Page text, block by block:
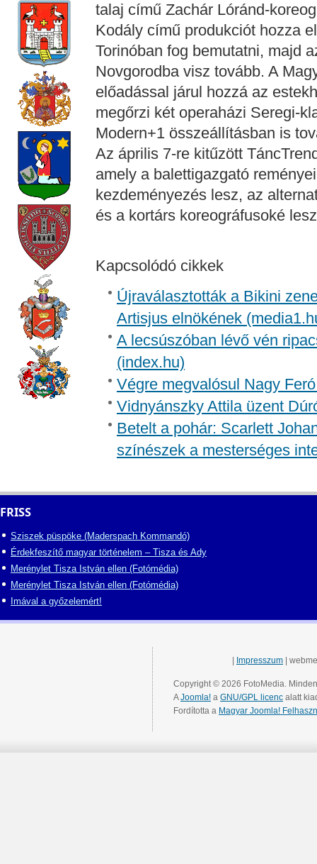
talaj című Zachár Lóránd-
Kodály című produkciót hozza
Torinóban fog bemutatni, majd
Novgorodba visz tovább. A
előadással járul hozzá az
megőrzi két operaházi Seregi-
Modern+1 összeállításban is
Az április 7-re kitűzött
amely a balettigazgató
kezdeményezés lesz, az
és a kortárs koreográfusoké
Kapcsolódó cikkek
Újraválasztották a Bikini
Artisjus elnökének
A lecsúszóban lévő vén
(index.hu)
Végre megvalósul Nagy
Vidnyánszky Attila üzent
Betelt a pohár: Scarlett
színészek a mesterséges
FRISS
Sziszek püspöke (Maderspach Kommandó)
Érdekfeszítő magyar történelem – Tisza és Ady
Merénylet Tisza István ellen (Fotómédia)
Merénylet Tisza István ellen (Fotómédia)
Imával a győzelemért!
Impresszum |
Copyright © 2026 FotoMedia.
AJoomla! a GNU/GPL licenc alatt
Fordította a Magyar Joomla!